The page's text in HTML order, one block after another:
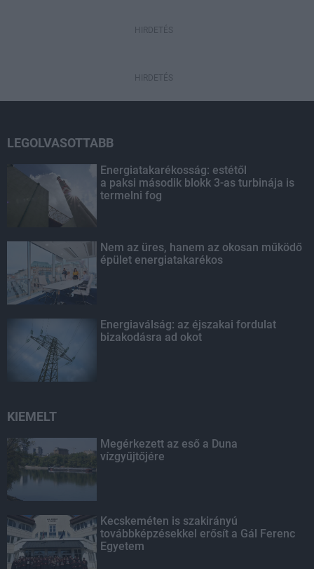
HIRDETÉS
HIRDETÉS
LEGOLVASOTTABB
Energiatakarékosság: estétől
a paksi második blokk 3-as turbinája is
termelni fog
Nem az üres, hanem az okosan működő
épület energiatakarékos
Energiaválság: az éjszakai fordulat
bizakodásra ad okot
KIEMELT
Megérkezett az eső a Duna
vízgyűjtőjére
Kecskeméten is szakirányú
továbbképzésekkel erősít a Gál Ferenc
Egyetem